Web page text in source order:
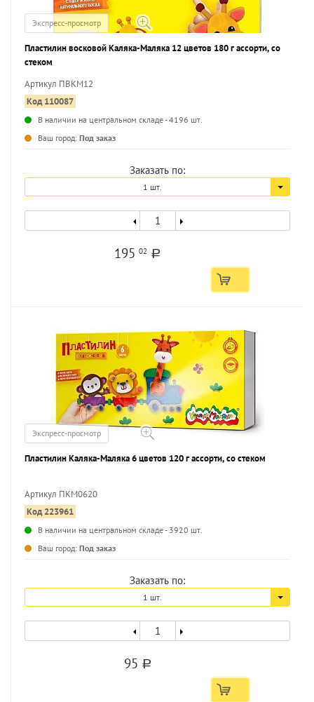
Экспресс-просмотр
Пластилин восковой Каляка-Маляка 12 цветов 180 г ассорти, со
стеком
Артикул ПВКМ12
Код 110087
В наличии на центральном складе - 4196 шт.
Ваш город: Под заказ
Заказать по:
1 шт.
19502 a
Экспресс-просмотр
Пластилин Каляка-Маляка 6 цветов 120 г ассорти, со стеком
Артикул ПКМ0620
Код 223961
В наличии на центральном складе - 3920 шт.
Ваш город: Под заказ
Заказать по:
1 шт.
95 a